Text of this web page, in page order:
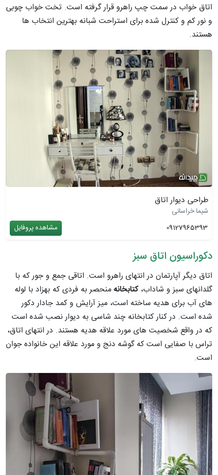
اتاق خواب در سمت چپ راهرو قرار گرفته است. تخت خواب چوبی
ونور کم و کنترل شده برای استراحت شبانه بهترین انتخاب ها
هستند.
طراحی دیوار اتاق
شیما خراسانی
09127965393
مشاهده پروفایل
دکوراسیون اتاق سبز
اتاق دیگر آپارتمان در انتهای راهرو است. اتاقی جمع و جور که با
گلدانهای سبز و شاداب،کتابخانهمنحصر به فردی که بهزاد با لوله
های آب برای هدیه ساخته است، میز آرایش و کمد جادار دکور
شده است. در کنار کتابخانه چند شاسی به دیوار نصب شده است
که در واقع شخصیت های مورد علاقه هدیه هستند. در انتهای اتاق،
تراس با صفایی است که گوشه دنج و مورد علاقه این خانواده جوان
است.